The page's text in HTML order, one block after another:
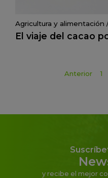
Agricultura y alimentación
El viaje del cacao
Anterior 1
y recibe el mejor